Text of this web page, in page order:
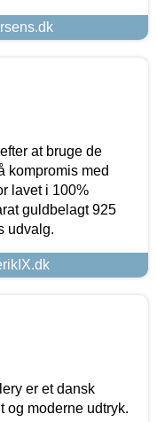
at bruge de
kompromis med
lavet i 100%
guldbelagt 925
udvalg.
er et dansk
og moderne udtryk.